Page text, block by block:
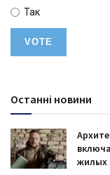
Так
Останні новини
жилых